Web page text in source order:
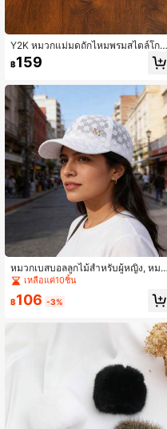
Y2K หมวกแม่มดถักไหมพรมสไตล์โกธิ
คสำหรับฮาโลวีน, เหมาะสำหรับงานปา
ร์ตี้, เทศกาลและของขวัญสำหรับเพื่อน,
฿159
หมวกเบสบอลลูกไม้สำหรับผู้หญิง, หมว
กกันแดดตาข่ายลายดอกไม้แบบกลวงพ
ายอากาศสำหรับชายหาดและใช้ในชีวิ
เหลือแค่10ชิ้น
฿106 -3%